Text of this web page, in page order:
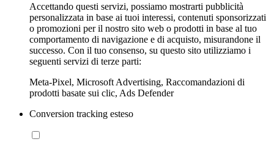
Accettando questi servizi, possiamo mostrarti pubblicità
personalizzata in base ai tuoi interessi, contenuti sponsorizzati
o promozioni per il nostro sito web o prodotti in base al tuo
comportamento di navigazione e di acquisto, misurandone il
successo. Con il tuo consenso, su questo sito utilizziamo i
seguenti servizi di terze parti:
Meta-Pixel, Microsoft Advertising, Raccomandazioni di
prodotti basate sui clic, Ads Defender
Conversion tracking esteso